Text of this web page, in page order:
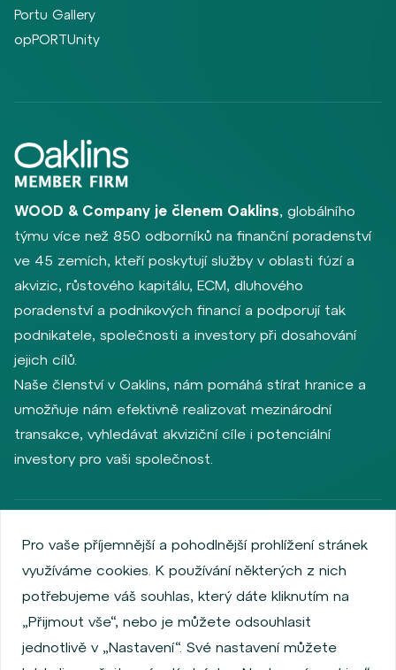
Portu Gallery
opPORTUnity
WOOD & Company je členem Oaklins, globálního
týmu více než 850 odborníků na finanční poradenství
ve 45 zemích, kteří poskytují služby v oblasti fúzí a
akvizic, růstového kapitálu, ECM, dluhového
poradenství a podnikových financí a podporují tak
podnikatele, společnosti a investory při dosahování
jejich cílů.
Naše členství v Oaklins, nám pomáhá stírat hranice a
umožňuje nám efektivně realizovat mezinárodní
transakce, vyhledávat akviziční cíle i potenciální
investory pro vaši společnost.
Zásady ochrany osobních údajů
Používání cookies
Informace o emitentech
Zaměstnanecký akciový program
Povinně zveřejňované informace
Finanční výkonnost
Regulation S, Rule 144a
Informace dle MiFID
Pro vaše příjemnější a pohodlnější prohlížení stránek
využíváme cookies. K používání některých z nich
potřebujeme váš souhlas, který dáte kliknutím na
„Přijmout vše“, nebo je můžete odsouhlasit
jednotlivě v „Nastavení“. Své nastavení můžete